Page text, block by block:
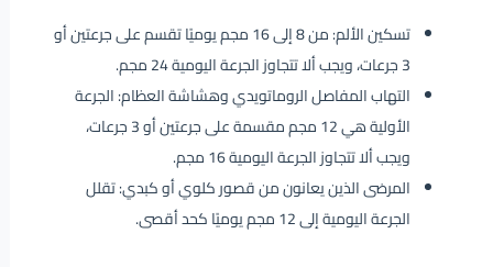
تسكين الألم: من 8 إلى 16 مجم يوميًا تقسم على جرعتين أو
3 جرعات، ويجب ألا تتجاوز الجرعة اليومية 24 مجم.
التهاب المفاصل الروماتويدي وهشاشة العظام: الجرعة
الأولية هي 12 مجم مقسمة على جرعتين أو 3 جرعات،
ويجب ألا تتجاوز الجرعة اليومية 16 مجم.
المرضى الذين يعانون من قصور كلوي أو كبدي: تقلل
الجرعة اليومية إلى 12 مجم يوميًا كحد أقصى.